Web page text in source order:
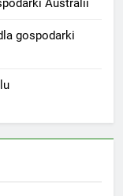
Australii
gospodarki